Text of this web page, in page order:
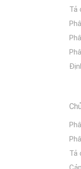
Tả
Tả